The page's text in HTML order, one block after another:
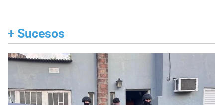
+ Sucesos